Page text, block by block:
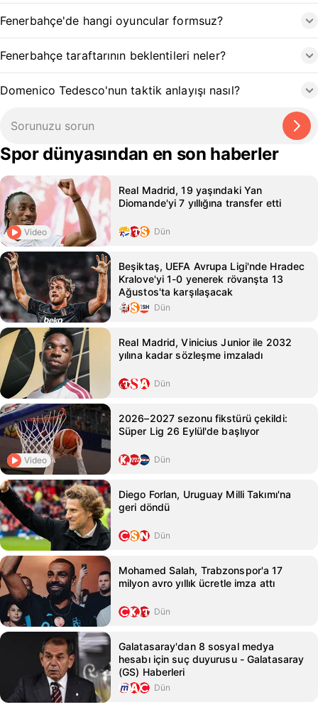
Fenerbahçe'de hangi oyuncular formsuz?
Fenerbahçe taraftarının beklentileri neler?
Domenico Tedesco'nun taktik anlayışı nasıl?
Spor dünyasından en son haberler
Video
Real Madrid, 19 yaşındaki Yan
Diomande'yi 7 yıllığına transfer etti
Dün
Beşiktaş, UEFA Avrupa Ligi'nde Hradec
Kralove'yi 1-0 yenerek rövanşta 13
Ağustos'ta karşılaşacak
Dün
Real Madrid, Vinicius Junior ile 2032
yılına kadar sözleşme imzaladı
Dün
Video
2026–2027 sezonu fikstürü çekildi:
Süper Lig 26 Eylül'de başlıyor
Dün
Diego Forlan, Uruguay Milli Takımı'na
geri döndü
Dün
Mohamed Salah, Trabzonspor'a 17
milyon avro yıllık ücretle imza attı
Dün
Galatasaray'dan 8 sosyal medya
hesabı için suç duyurusu - Galatasaray
(GS) Haberleri
Dün